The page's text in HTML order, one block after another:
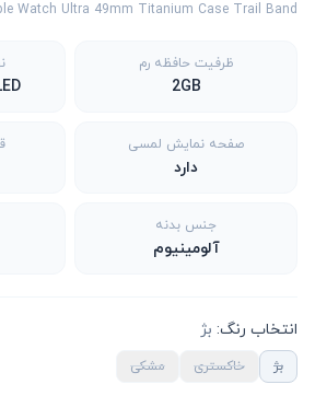
Watch Ultra 49mm Titanium Case Trail Band
ظرفیت حافظه رم
2GB
صفحه نمایش لمسی
دارد
جنس بدنه
آلومینیوم
انتخاب رنگ: بژ
بژ خاکستری مشکی